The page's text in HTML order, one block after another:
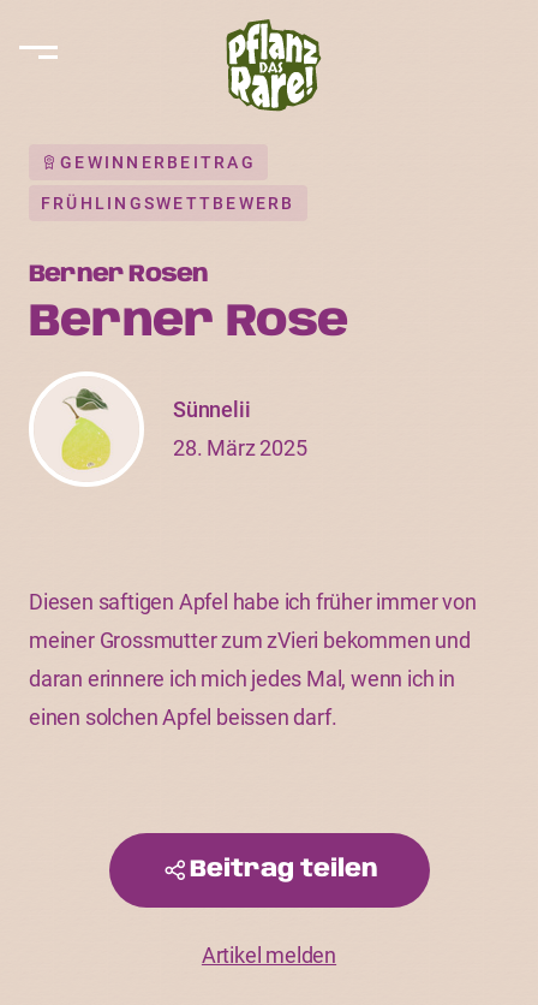
GEWINNERBEITRAG
FRÜHLINGSWETTBEWERB
Berner Rosen
Berner Rose
Sünnelii
28. März 2025
Diesen saftigen Apfel habe ich früher immer von
meiner Grossmutter zum zVieri bekommen und
daran erinnere ich mich jedes Mal, wenn ich in
einen solchen Apfel beissen darf.
Beitrag teilen
Artikel melden